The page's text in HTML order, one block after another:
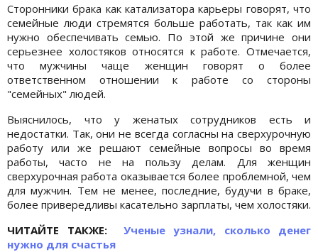
Сторонники брака как катализатора карьеры говорят, что
семейные люди стремятся больше работать, так как им
нужно обеспечивать семью. По этой же причине они
серьезнее холостяков относятся к работе. Отмечается,
что мужчины чаще женщин говорят о более
ответственном отношении к работе со стороны
"семейных" людей.
Выяснилось, что у женатых сотрудников есть и
недостатки. Так, они не всегда согласны на сверхурочную
работу или же решают семейные вопросы во время
работы, часто не на пользу делам. Для женщин
сверхурочная работа оказывается более проблемной, чем
для мужчин. Тем не менее, последние, будучи в браке,
более привередливы касательно зарплаты, чем холостяки.
ЧИТАЙТЕ ТАКЖЕ: Ученые узнали, сколько денег
нужно для счастья